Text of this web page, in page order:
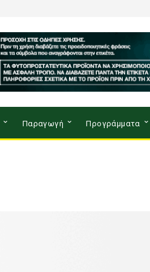
Παραγωγή Προγράμματα